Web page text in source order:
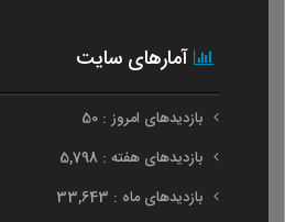
آمارهای سایت
بازدیدهای امروز : 50
بازدیدهای هفته : 5,798
بازدیدهای ماه : 33,643